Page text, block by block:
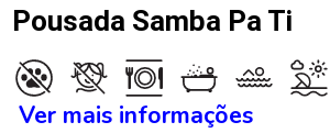
Pousada Samba Pa Ti
Ver mais informações